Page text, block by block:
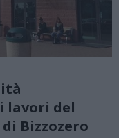
lavori del
Bizzozero